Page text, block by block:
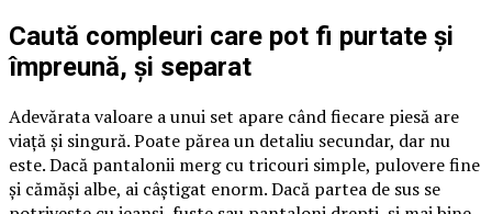
Caută compleuri care pot fi purtate și
împreună, și separat
Adevărata valoare a unui set apare când fiecare piesă are
viață și singură. Poate părea un detaliu secundar, dar nu
este. Dacă pantalonii merg cu tricouri simple, pulovere fine
și cămăși albe, ai câștigat enorm. Dacă partea de sus se